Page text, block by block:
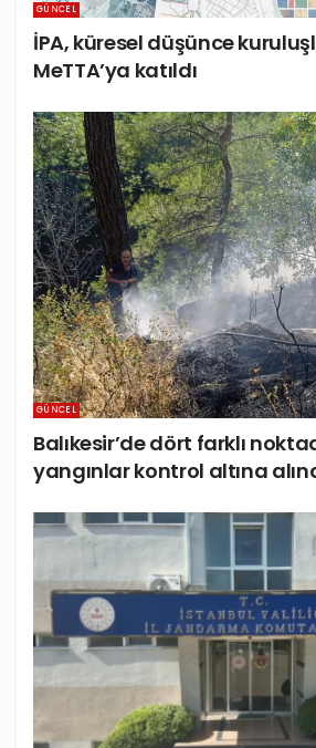
GÜNCEL
İPA, küresel düşünce
MeTTA’ya katıldı
GÜNCEL
Balıkesir’de dört farklı
yangınlar kontrol altına